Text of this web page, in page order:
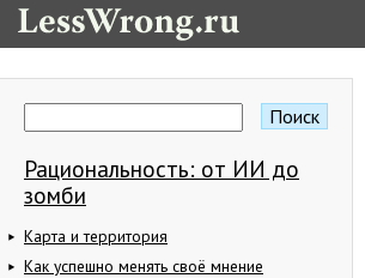
Форма поиска
Рациональность: от ИИ до
зомби
Карта и территория
Как успешно менять своё мнение